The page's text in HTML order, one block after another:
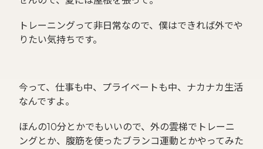
トレーニングって非日常なので、僕はできれば外でや
りたい気持ちです。
今って、仕事も中、プライベートも中、ナカナカ生活
なんですよ。
ほんの10分とかでもいいので、外の雲梯でトレーニ
ングとか、腹筋を使ったブランコ運動とかやってみた